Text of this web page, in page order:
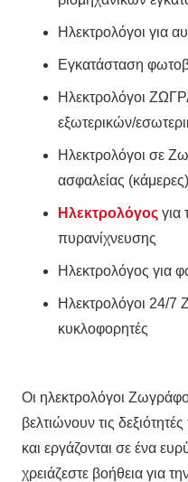
Ηλεκτρολόγοι για
Εγκατάσταση
Ηλεκτρολόγοι
εξωτερικών/
Ηλεκτρολόγοι σε
ασφαλείας (κάμερες)
Ηλεκτρολόγος για
πυρανίχνευσης
Ηλεκτρολόγος για
Ηλεκτρολόγοι 24/7
κυκλοφορητές
Οι ηλεκτρολόγοι
βελτιώνουν τις
και εργάζονται σε ένα
χρειάζεστε βοήθεια για